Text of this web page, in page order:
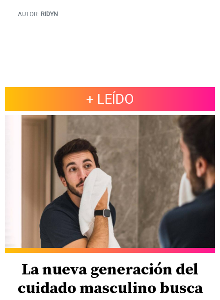
AUTOR: RIDYN
+ LEÍDO
La nueva generación del
cuidado masculino busca